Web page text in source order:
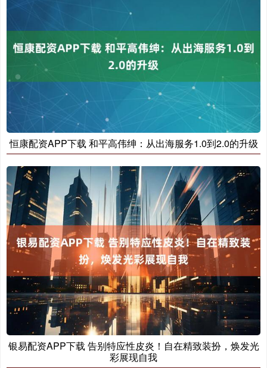
恒康配资APP下载 和平高伟绅：从出海服务1.0到2.0的升级
银易配资APP下载 告别特应性皮炎！自在精致装扮，焕发光
彩展现自我